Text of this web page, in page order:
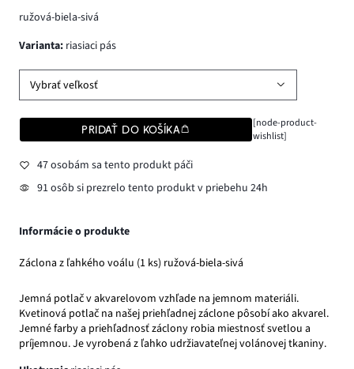
ružová-biela-sivá
varianta: riasiaci pás
Vybrať veľkosť
PRIDAŤ DO KOŠÍKA
[node-product-
wishlist]
47 osobám sa tento produkt páči
91 osôb si prezrelo tento produkt v priebehu 24h
Informácie o produkte
Záclona z ľahkého voálu (1 ks) ružová-biela-sivá
Jemná potlač v akvarelovom vzhľade na jemnom materiáli.
Kvetinová potlač na našej priehľadnej záclone pôsobí ako akvarel.
Jemné farby a priehľadnosť záclony robia miestnosť svetlou a
príjemnou. Je vyrobená z ľahko udržiavateľnej volánovej tkaniny.